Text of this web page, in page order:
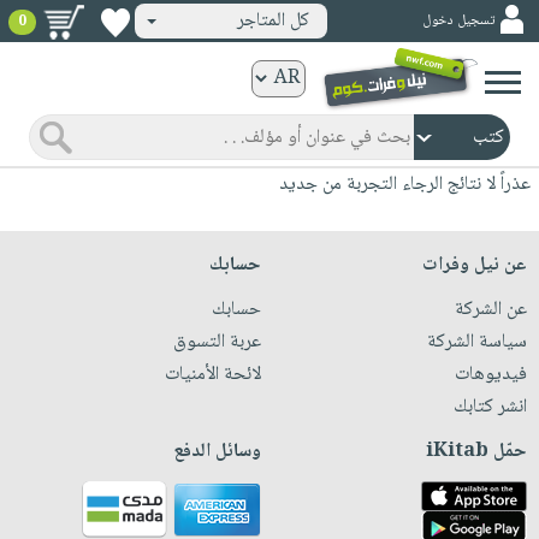
ورقية
المواضيع
صدر
مبيعاً
جوائز
شحن
مخفض
عروض
خاصة
صفحات
مشوقة
كتب
الصفحة
الرئيسية
صدر
حديثاً
الأكثر
مبيعاً
مجانية
كتب
صوتية
الصفحة
الرئيسية
masmu3
بلا
حدود
أطفال
وناشئة
الصفحةوسائل
تسجيل دخول كل المتاجر 0
عذراً لا نتائج الرجاء التجربة من جديد
عن نيل وفرات
عن الشركة
سياسة الشركة
فيديوهات
انشر كتابك
حسابك
حسابك
عربة التسوق
لائحة الأمنيات
حمّل iKitab وسائل الدفع